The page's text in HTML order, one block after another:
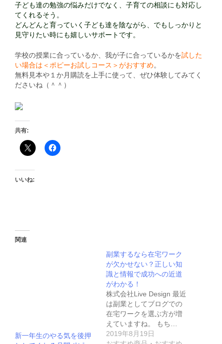
子ども達の勉強の悩みだけでなく、子育ての相談にも対応し
てくれるそう。
どんどんと育っていく子ども達を陰ながら、でもしっかりと
見守りたい時にも嬉しいサポートです。
学校の授業に合っているか、我が子に合っているかを試した
い場合は＜ポピーお試しコース＞がおすすめ。
無料見本や１か月購読を上手に使って、ぜひ体験してみてく
ださいね（＾＾）
共有:
いいね:
関連
新一年生のやる気を後押
副業するなら在宅ワーク
が欠かせない？正しい知
識と情報で成功への近道
がわかる！
株式会社Live Design 最近
は副業としてブログでの
在宅ワークを選ぶ方が増
えていますね。 もち…
2019年8月19日